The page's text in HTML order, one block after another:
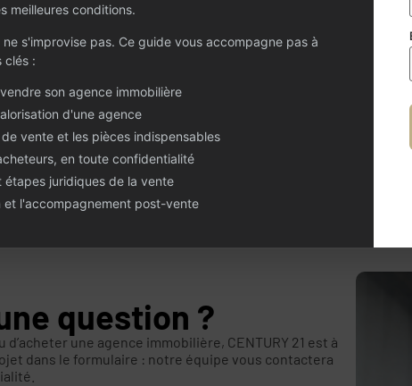
d’autres projets professionnels en cours.
d’une enseigne forte et d’un fort potentiel de
représente une véritable opportunité pour un
souhaitant s’implanter ou se développer rapidement
vignobles et proximité immédiate de Espagne.
question ?
une agence immobilière, CENTURY 21 est à
dans le formulaire : notre équipe vous contactera
meilleures conditions.
s'improvise pas. Ce guide vous accompagne pas à
clés :
son agence immobilière
d'une agence
vente et les pièces indispensables
en toute confidentialité
étapes juridiques de la vente
et l'accompagnement post-vente